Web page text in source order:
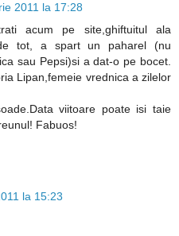
2011 la 17:28
acum pe site,ghiftuitul ala
tot, a spart un paharel (nu
sau Pepsi)si a dat-o pe bocet.
Lipan,femeie vrednica a zilelor
viitoare poate isi taie
Fabuos!
la 15:23